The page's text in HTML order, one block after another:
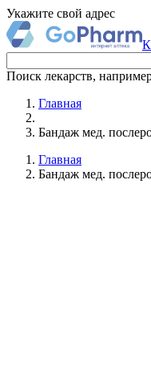
Укажите свой адрес
Поиск лекарств,
Главная
Бандаж мед.
Главная
Бандаж мед.